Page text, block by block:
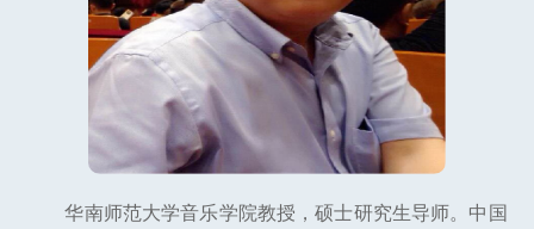
华南师范大学音乐学院教授，硕士研究生导师。中国